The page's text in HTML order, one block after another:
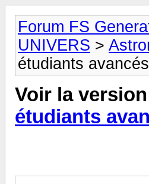
Forum FS
UNIVERS >
étudiants avancés
Voir la
étudiants